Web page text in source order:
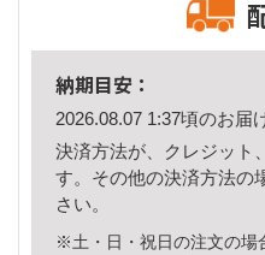
納期目安：
2026.08.07 1:37頃のお届
決済方法が、クレジット
す。その他の決済方法の
さい。
※土・日・祝日の注文の場